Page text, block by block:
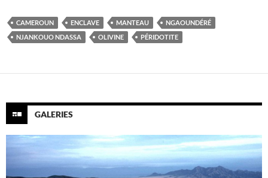
CAMEROUN ENCLAVE MANTEAU
NGAOUNDÉRÉ
NJANKOUO NDASSA
OLIVINE PÉRIDOTITE
GALERIES